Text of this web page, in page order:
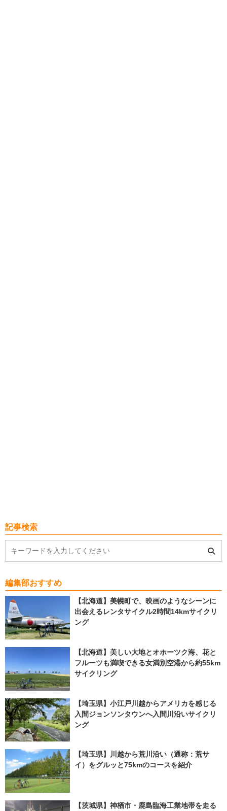
記事検索
編集部おすすめ
【北海道】美幌町で、映画のようなシーンに
出会えるレンタサイクル2時間14kmサイクリ
ング
【北海道】美しい大地とオホーツク海、花と
フルーツも満喫できる女満別空港から約55km
サイクリング
【埼玉県】小江戸川越からアメリカを感じる
入間ジョンソンタウンへ入間川沿いサイクリ
ング
【埼玉県】川越から荒川沿い（通称：荒サ
イ）をグルッと75kmのコースを紹介
【茨城県】神栖市・鹿島臨海工業地帯を走る